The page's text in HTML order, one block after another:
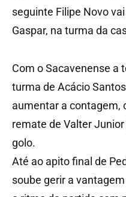
seguinte Filipe Novo
Gaspar, na turma da
Com o Sacavenense a
turma de Acácio
aumentar a contagem,
remate de Valter Junior
golo.
Até ao apito final de
soube gerir a